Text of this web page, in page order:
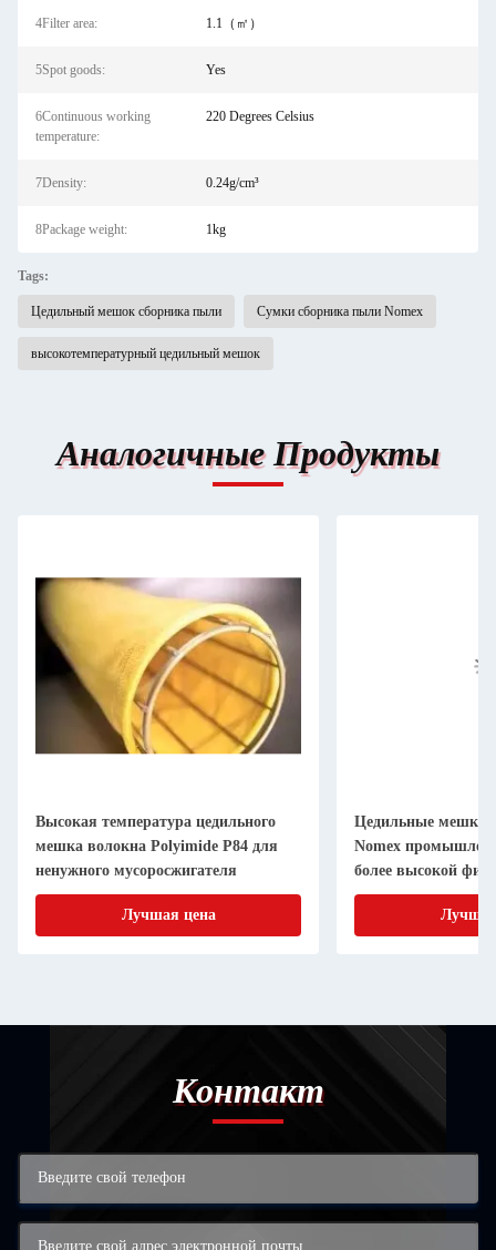
4Filter area: 1.1（㎡）
5Spot goods: Yes
6Continuous working
temperature:
220 Degrees Celsius
7Density: 0.24g/cm³
8Package weight: 1kg
Tags:
Цедильный мешок сборника пыли Сумки сборника пыли Nomex
высокотемпературный цедильный мешок
Аналогичные Продукты
Высокая температура цедильного
мешка волокна Polyimide P84 для
ненужного мусоросжигателя
Лучшая цена
Цедильные мешки
Nomex
более высокой
температуры
Контакт